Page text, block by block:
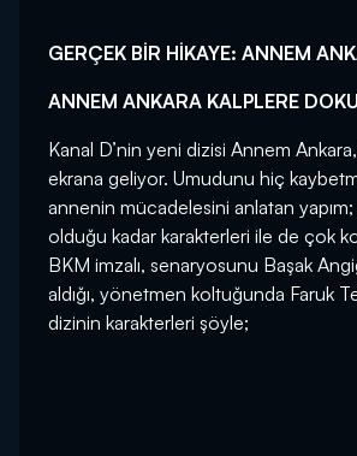
GERÇEK BİR HİKAYE: ANNEM
ANNEM ANKARA KALPLERE
Kanal D’nin yeni dizisi Annem
ekrana geliyor. Umudunu hiç
annenin mücadelesini anlatan
olduğu kadar karakterleri ile de çok
BKM imzalı, senaryosunu Başak
aldığı, yönetmen koltuğunda Faruk
dizinin karakterleri şöyle;